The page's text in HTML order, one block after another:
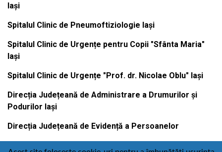
Iași
Spitalul Clinic de Pneumoftiziologie Iași
Spitalul Clinic de Urgențe pentru Copii "Sfânta Maria"
Iași
Spitalul Clinic de Urgențe "Prof. dr. Nicolae Oblu" Iași
Direcția Județeană de Administrare a Drumurilor și
Podurilor Iași
Direcția Județeană de Evidență a Persoanelor